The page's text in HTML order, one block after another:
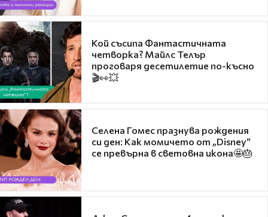
Кой съсипа Фантастичната
четворка? Майлс Телър
проговаря десетилетие по-късно
🎬👀💥
Селена Гомес празнува рождения
си ден: Как момичето от „Disney“
се превърна в световна икона🤩🎂